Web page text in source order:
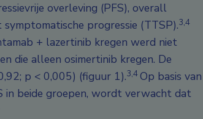
overleving (PFS), overall
progressie (TTSP).3,4
+ lazertinib kregen werd niet
die alleen osimertinib kregen. De
p < 0,005) (figuur 1).3,4Op basis van
in beide groepen, wordt verwacht dat